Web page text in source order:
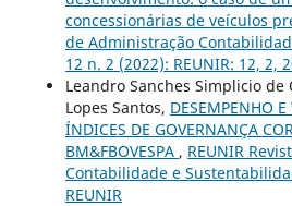
concessionárias de veículos
de Administração
12 n. 2 (2022): REUNIR: 12, 2,
Leandro Sanches Simplicio
Lopes Santos, DESEMPENHO
ÍNDICES DE GOVERNANÇA
BM&FBOVESPA , REUNIR
Contabilidade e
REUNIR